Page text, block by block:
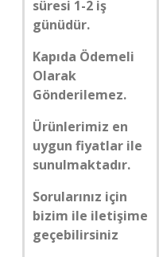
süresi 1-2 iş
günüdür.
Kapıda Ödemeli
Olarak
Gönderilemez.
Ürünlerimiz en
uygun fiyatlar ile
sunulmaktadır.
Sorularınız için
bizim ile iletişime
geçebilirsiniz